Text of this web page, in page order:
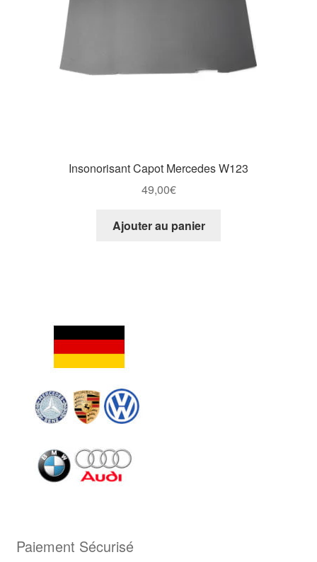
Insonorisant Capot Mercedes W123
49,00€
Ajouter au panier
Paiement Sécurisé